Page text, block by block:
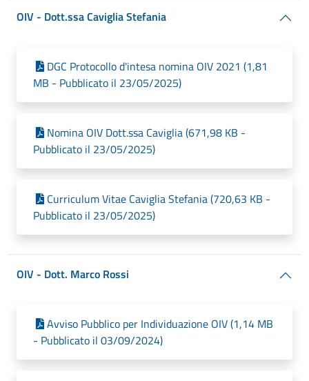
OIV - Dott.ssa Caviglia Stefania
DGC Protocollo d'intesa nomina OIV 2021 (1,81
MB - Pubblicato il 23/05/2025)
Nomina OIV Dott.ssa Caviglia (671,98 KB -
Pubblicato il 23/05/2025)
Curriculum Vitae Caviglia Stefania (720,63 KB -
Pubblicato il 23/05/2025)
OIV - Dott. Marco Rossi
Avviso Pubblico per Individuazione OIV (1,14 MB
- Pubblicato il 03/09/2024)